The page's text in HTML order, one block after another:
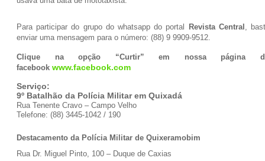
Para participar do grupo do whatsapp do portal Revista Central ,
enviar uma mensagem para o número: (88) 9 9909-9512.
Clique na opção “Curtir” em nossa página
facebook www.facebook.com
Serviço:
9º Batalhão da Polícia Militar em Quixadá
Rua Tenente Cravo – Campo Velho
Telefone: (88) 3445-1042 / 190
Destacamento da Polícia Militar de Quixeramobim
Rua Dr. Miguel Pinto, 100 – Duque de Caxias